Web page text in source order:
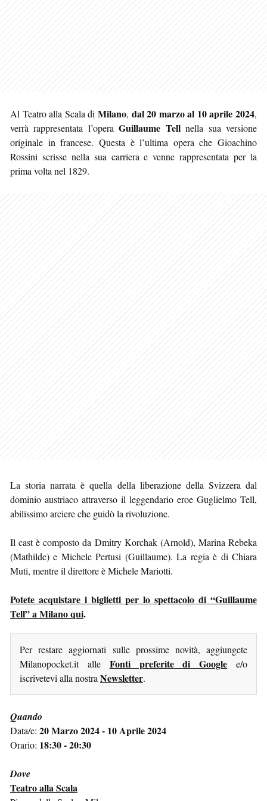
Al Teatro alla Scala di Milano, dal 20 marzo al 10 aprile 2024,
verrà rappresentata l’operaGuillaume Tellnella sua versione
originale in francese. Questa è l’ultima opera che Gioachino
Rossini scrisse nella sua carriera e venne rappresentata per la
prima volta nel 1829.
La storia narrata è quella della liberazione della Svizzera dal
dominio austriaco attraverso il leggendario eroe Guglielmo Tell,
abilissimo arciere che guidò la rivoluzione.
Il cast è composto da Dmitry Korchak (Arnold), Marina Rebeka
(Mathilde) e Michele Pertusi (Guillaume). La regia è di Chiara
Muti, mentre il direttore è Michele Mariotti.
Potete acquistare i biglietti per lo spettacolo di “Guillaume
Tell” a Milano qui.
Per restare aggiornati sulle prossime novità, aggiungete
Milanopocket.it alle Fonti preferite di Google e/o
iscrivetevi alla nostra Newsletter.
Quando
Data/e: 20 Marzo 2024 - 10 Aprile 2024
Orario: 18:30 - 20:30
Dove
Teatro alla Scala